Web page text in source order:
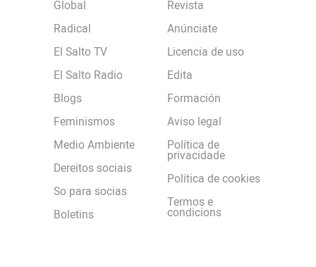
Global
Radical
El Salto TV
El Salto Radio
Blogs
Feminismos
Medio Ambiente
Dereitos sociais
So para socias
Boletins
Revista
Anúnciate
Licencia de uso
Edita
Formación
Aviso legal
Política de
privacidade
Política de cookies
Termos e
condicions